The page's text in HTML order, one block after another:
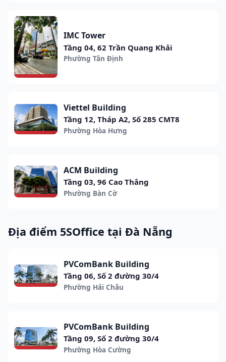
IMC Tower
Tầng 04, 62 Trần Quang Khải
Phường Tân Định
Viettel Building
Tầng 12, Tháp A2, Số 285 CMT8
Phường Hòa Hưng
ACM Building
Tầng 03, 96 Cao Thắng
Phường Bàn Cờ
Địa điểm 5SOffice tại Đà Nẵng
PVComBank Building
Tầng 06, Số 2 đường 30/4
Phường Hải Châu
PVComBank Building
Tầng 09, Số 2 đường 30/4
Phường Hòa Cường